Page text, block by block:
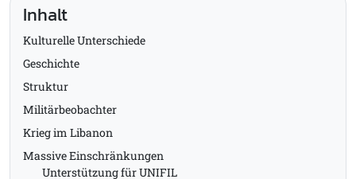
Inhalt
Kulturelle Unterschiede
Geschichte
Struktur
Militärbeobachter
Krieg im Libanon
Massive Einschränkungen
Unterstützung für UNIFIL